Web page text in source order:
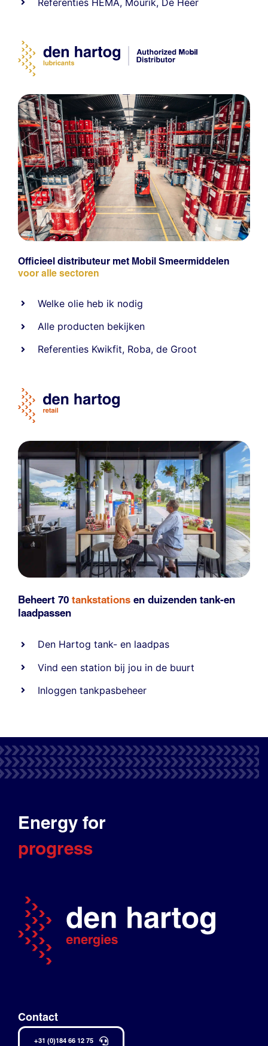
Officieel distributeur met Mobil Smeermiddelen
voor alle sectoren
Welke olie heb ik nodig
Alle producten bekijken
Referenties Kwikfit, Roba,de Groot
Beheert 70 tankstations en duizenden tank-en
laadpassen
Den Hartog tank- en laadpas
Vind een station bij jou in de buurt
Inloggen tankpasbeheer
Energy for
progress
Contact
+31 (0)184 66 12 75